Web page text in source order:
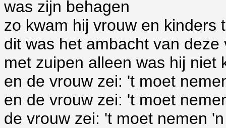
was zijn behagen
zo kwam hij vrouw en kinders
dit was het ambacht van deze
met zuipen alleen was hij niet
en de vrouw zei: 't moet
en de vrouw zei: 't moet
de vrouw zei: 't moet nemen